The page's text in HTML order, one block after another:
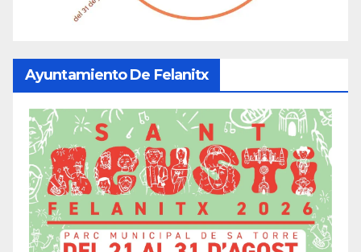
Ayuntamiento De Felanitx